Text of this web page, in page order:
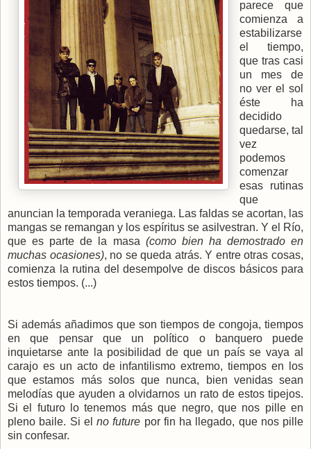
parece que
comienza a
estabilizarse
el tiempo,
que tras casi
un mes de
no ver el sol
éste ha
decidido
quedarse, tal
vez
podemos
comenzar
esas rutinas
que
anuncian la temporada veraniega. Las faldas se acortan, las
mangas se remangan y los espíritus se asilvestran. Y el Río,
que es parte de la masa (como bien ha demostrado en
muchas ocasiones), no se queda atrás. Y entre otras cosas,
comienza la rutina del desempolve de discos básicos para
estos tiempos. (...)
Si además añadimos que son tiempos de congoja, tiempos
en que pensar que un político o banquero puede
inquietarse ante la posibilidad de que un país se vaya al
carajo es un acto de infantilismo extremo, tiempos en los
que estamos más solos que nunca, bien venidas sean
melodías que ayuden a olvidarnos un rato de estos tipejos.
Si el futuro lo tenemos más que negro, que nos pille en
pleno baile. Si el no future por fin ha llegado, que nos pille
sin confesar.